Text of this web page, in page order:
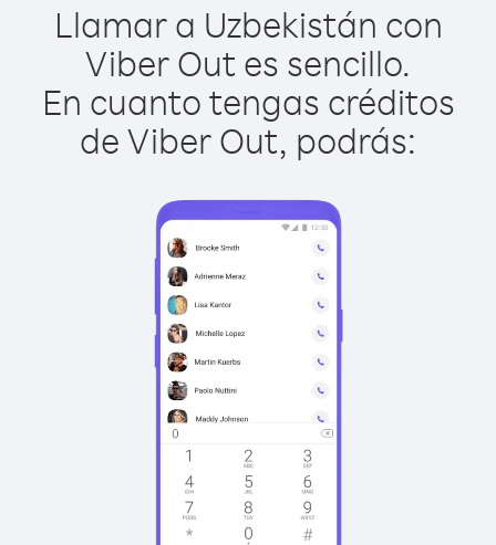
Llamar a Uzbekistán con
Viber Out es sencillo.
En cuanto tengas créditos
de Viber Out, podrás: